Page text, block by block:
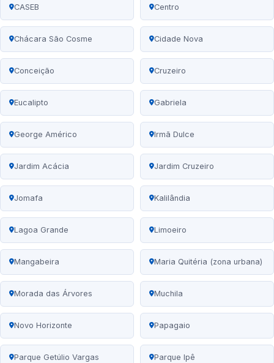
CASEB Centro
Chácara São Cosme Cidade Nova
Conceição Cruzeiro
Eucalipto Gabriela
George Américo Irmã Dulce
Jardim Acácia Jardim Cruzeiro
Jomafa Kalilândia
Lagoa Grande Limoeiro
Mangabeira Maria Quitéria (zona urbana)
Morada das Árvores Muchila
Novo Horizonte Papagaio
Parque Getúlio Vargas Parque Ipê